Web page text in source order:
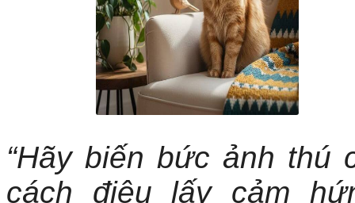
“Hãy biến bức ảnh thú
cách điệu lấy cảm